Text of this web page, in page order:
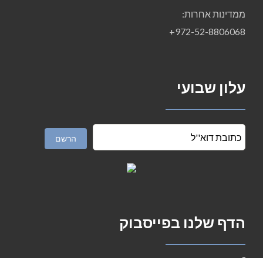
ממדינות אחרות:
972-52-8806068+
עלון שבועי
הדף שלנו בפייסבוק